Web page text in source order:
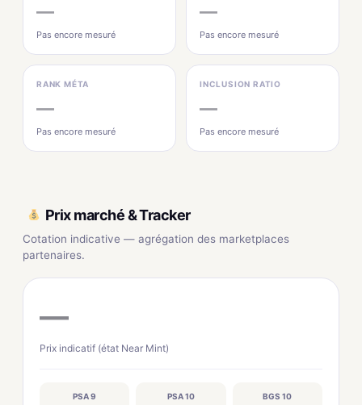
—
Pas encore mesuré
—
Pas encore mesuré
RANK MÉTA
—
Pas encore mesuré
INCLUSION RATIO
—
Pas encore mesuré
Prix marché & Tracker
Cotation indicative — agrégation des marketplaces
partenaires.
—
Prix indicatif (état Near Mint)
PSA 9 PSA 10 BGS 10